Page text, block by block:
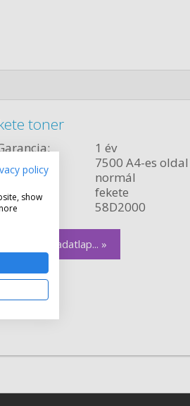
toner
1 év
7500 A4-es
normál
fekete
58D2000
Részletes adatlap... »
policy
show